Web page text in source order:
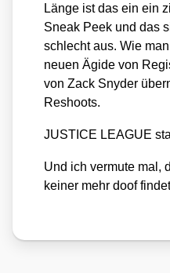
Län­ge ist das ein ein
Sneak Peek und das
schlecht aus. Wie
neu­en Ägi­de von
von Zack Sny­der
Reshoots.
JUSTICE LEAGUE
Und ich ver­mu­te mal,
kei­ner mehr doof